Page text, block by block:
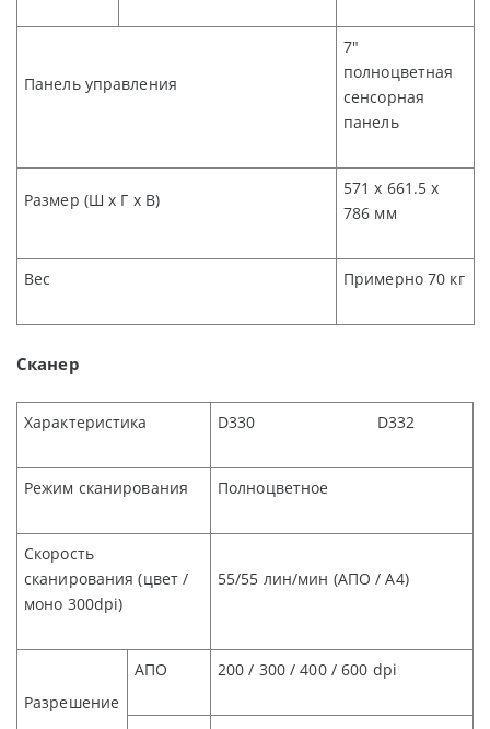
Панель управления
7"
полноцветная
сенсорная
панель
Размер (Шx Г x В)
571 x 661.5 x
786 мм
Вес Примерно70 кг
Сканер
Характеристика D330 D332
Режим сканирования Полноцветное
Скорость
сканирования (цвет /
моно 300dpi)
55/55 лин/мин (АПО / А4)
Разрешение
АПО 200 / 300 / 400 / 600 dpi